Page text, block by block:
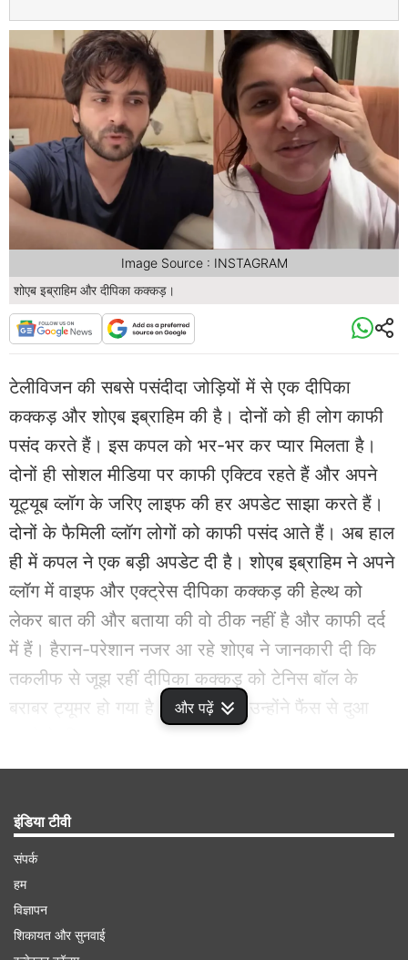
और पढ़ें
शोएब इब्राहिम और दीपिका कक्कड़।
Image Source : INSTAGRAM
टेलीविजन की सबसे पसंदीदा जोड़ियों में से एक दीपिका
कक्कड़ और शोएब इब्राहिम की है। दोनों को ही लोग काफी
पसंद करते हैं। इस कपल को भर-भर कर प्यार मिलता है।
दोनों ही सोशल मीडिया पर काफी एक्टिव रहते हैं और अपने
यूट्यूब व्लॉग के जरिए लाइफ की हर अपडेट साझा करते हैं।
दोनों के फैमिली व्लॉग लोगों को काफी पसंद आते हैं। अब हाल
ही में कपल ने एक बड़ी अपडेट दी है। शोएब इब्राहिम ने अपने
व्लॉग में वाइफ और एक्ट्रेस दीपिका कक्कड़ की हेल्थ को
लेकर बात की और बताया की वो ठीक नहीं है और काफी दर्द
में हैं। हैरान-परेशान नजर आ रहे शोएब ने जानकारी दी कि
तकलीफ से जूझ रहीं दीपिका कक्कड़ को टेनिस बॉल के
बराबर ट्यूमर हो गया है। इसे साथ ही उन्होंने फैंस से दुआ
इंडिया टीवी
संपर्क
हम
विज्ञापन
शिकायत और सुनवाई